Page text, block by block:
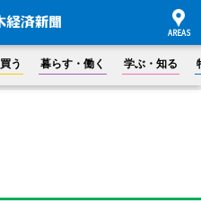
買う 暮らす・働く 学ぶ・知る